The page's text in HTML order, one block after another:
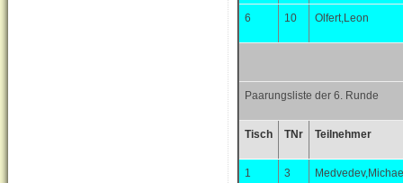
6 10 Olfert,Leon
Paarungsliste der 6. Runde
Tisch TNr Teilnehmer
1 3